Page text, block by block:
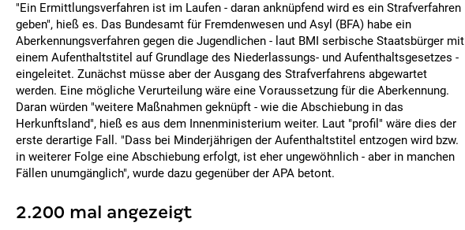
"Ein Ermittlungsverfahren ist im Laufen - daran anknüpfend wird es ein Strafverfahren
geben", hieß es. Das Bundesamt für Fremdenwesen und Asyl (BFA) habe ein
Aberkennungsverfahren gegen die Jugendlichen - laut BMI serbische Staatsbürger mit
einem Aufenthaltstitel auf Grundlage des Niederlassungs- und Aufenthaltsgesetzes -
eingeleitet. Zunächst müsse aber der Ausgang des Strafverfahrens abgewartet
werden. Eine mögliche Verurteilung wäre eine Voraussetzung für die Aberkennung.
Daran würden "weitere Maßnahmen geknüpft - wie die Abschiebung in das
Herkunftsland", hieß es aus dem Innenministerium weiter. Laut "profil" wäre dies der
erste derartige Fall. "Dass bei Minderjährigen der Aufenthaltstitel entzogen wird bzw.
in weiterer Folge eine Abschiebung erfolgt, ist eher ungewöhnlich - aber in manchen
Fällen unumgänglich", wurde dazu gegenüber der APA betont.
2.200 mal angezeigt